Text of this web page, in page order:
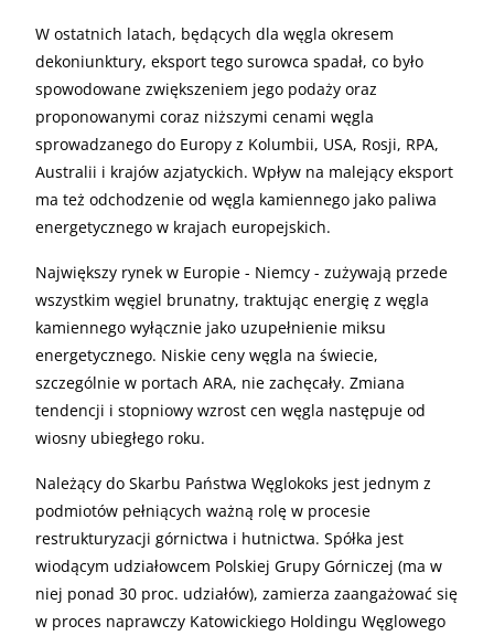
W ostatnich latach, będących dla węgla okresem
dekoniunktury, eksport tego surowca spadał, co było
spowodowane zwiększeniem jego podaży oraz
proponowanymi coraz niższymi cenami węgla
sprowadzanego do Europy z Kolumbii, USA, Rosji, RPA,
Australii i krajów azjatyckich. Wpływ na malejący eksport
ma też odchodzenie od węgla kamiennego jako paliwa
energetycznego w krajach europejskich.
Największy rynek w Europie - Niemcy - zużywają przede
wszystkim węgiel brunatny, traktując energię z węgla
kamiennego wyłącznie jako uzupełnienie miksu
energetycznego. Niskie ceny węgla na świecie,
szczególnie w portach ARA, nie zachęcały. Zmiana
tendencji i stopniowy wzrost cen węgla następuje od
wiosny ubiegłego roku.
Należący do Skarbu Państwa Węglokoks jest jednym z
podmiotów pełniących ważną rolę w procesie
restrukturyzacji górnictwa i hutnictwa. Spółka jest
wiodącym udziałowcem Polskiej Grupy Górniczej (ma w
niej ponad 30 proc. udziałów), zamierza zaangażować się
w proces naprawczy Katowickiego Holdingu Węglowego